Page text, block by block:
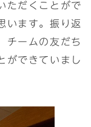
ただくことがで
います。振り返
チームの友だち
ができていまし